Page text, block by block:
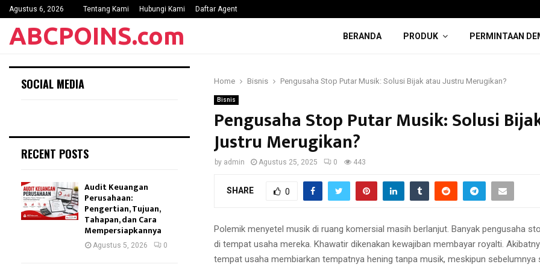
Agustus 6, 2026 Tentang Kami Hubungi Kami Daftar Agent
ABCPOINS.com BERANDA PRODUK PERMINTAAN
Home Bisnis Pengusaha Stop Putar Musik: Solusi Bijak atau Justru Merugikan?
Bisnis
Pengusaha Stop Putar Musik: Solusi
Justru Merugikan?
by admin Agustus 25, 2025 0 443
SHARE 0
Polemik menyetel musik di ruang komersial masih berlanjut. Banyak pengusaha
di tempat usaha mereka. Khawatir dikenakan kewajiban membayar royalti.
tempat usaha membiarkan tempatnya hening tanpa musik, meskipun sebelumnya
SOCIAL MEDIA
RECENT POSTS
Audit Keuangan
Perusahaan:
Pengertian, Tujuan,
Tahapan, dan Cara
Mempersiapkannya
Agustus 5, 2026 0